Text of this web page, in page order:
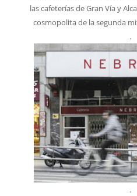
las cafeterías de Gran Vía y
cosmopolita de la segunda
.
.